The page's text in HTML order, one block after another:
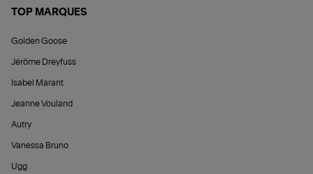
TOP MARQUES
Golden Goose
Jérôme Dreyfuss
Isabel Marant
Jeanne Vouland
Autry
Vanessa Bruno
Ugg